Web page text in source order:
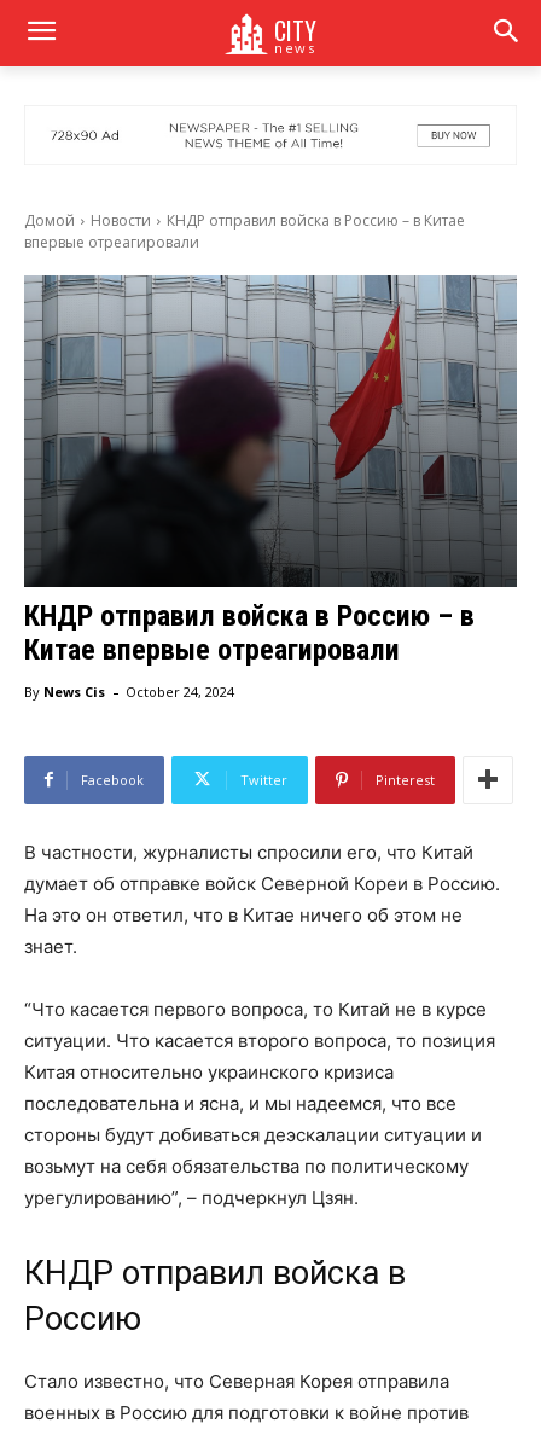
CITY
news
Домой Новости
КНДР отправил войска в Россию – в Китае
впервые отреагировали
КНДР отправил войска в Россию – в
Китае впервые отреагировали
By News Cis - October 24, 2024
Facebook Twitter Pinterest
В частности, журналисты спросили его, что Китай
думает об отправке войск Северной Кореи в Россию.
На это он ответил, что в Китае ничего об этом не
знает.
“Что касается первого вопроса, то Китай не в курсе
ситуации. Что касается второго вопроса, то позиция
Китая относительно украинского кризиса
последовательна и ясна, и мы надеемся, что все
стороны будут добиваться деэскалации ситуации и
возьмут на себя обязательства по политическому
урегулированию”, – подчеркнул Цзян.
КНДР отправил войска в
Россию
Стало известно, что Северная Корея отправила
военных в Россию для подготовки к войне против